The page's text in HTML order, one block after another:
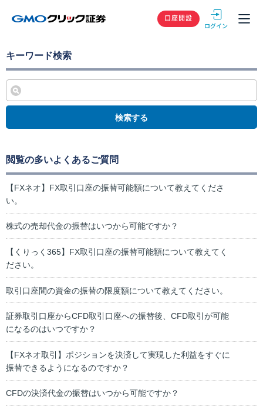
GMOクリック
口座開設
キーワード検索
検索する
閲覧の多いよくあるご質問
【FXネオ】FX取引口座の振替可能額について教えてくださ
い。
株式の売却代金の振替はいつから可能ですか？
【くりっく365】FX取引口座の振替可能額について教えてく
ださい。
取引口座間の資金の振替の限度額について教えてください。
証券取引口座からCFD取引口座への振替後、CFD取引が可能
になるのはいつですか？
【FXネオ取引】ポジションを決済して実現した利益をすぐに
振替できるようになるのですか？
CFDの決済代金の振替はいつから可能ですか？